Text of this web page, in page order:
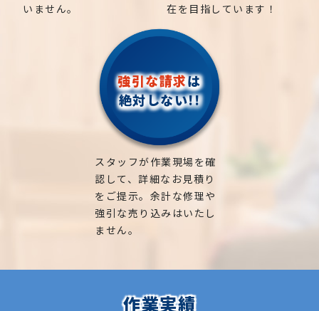
いません。
在を目指しています！
強引な請求は
絶対しない!!
スタッフが作業現場を確
認して、詳細なお見積り
をご提示。余計な修理や
強引な売り込みはいたし
ません。
作業実績